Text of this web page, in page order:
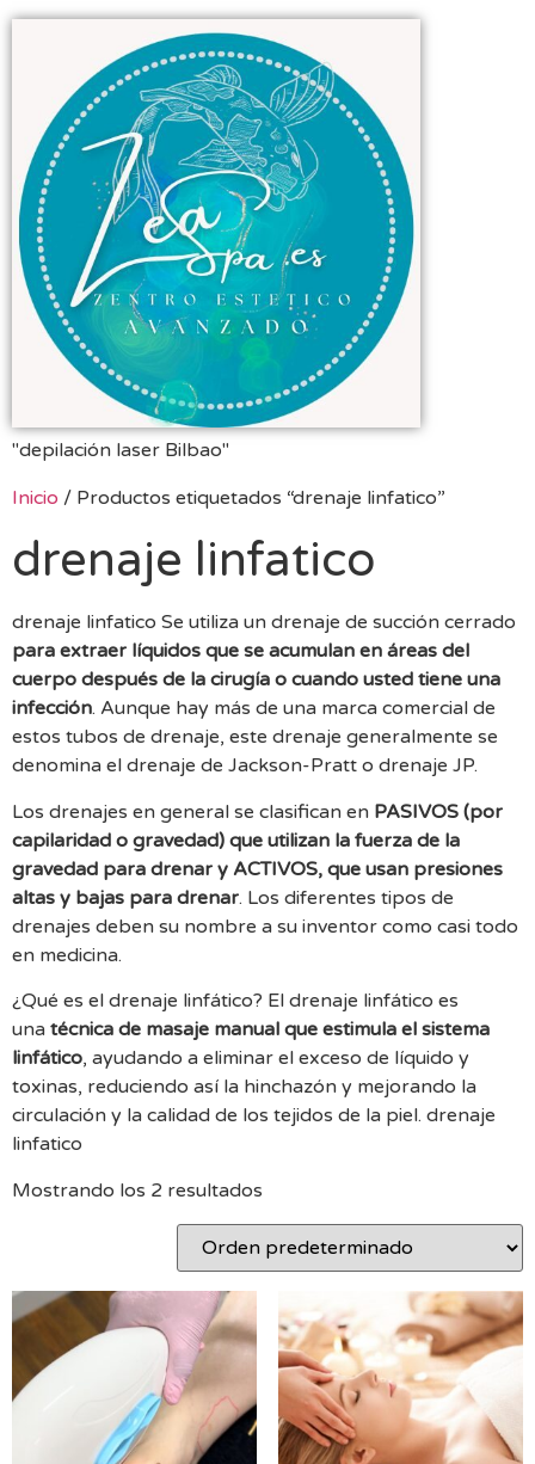
"depilación laser Bilbao"
Inicio / Productos etiquetados “drenaje linfatico”
drenaje linfatico
drenaje linfatico Se utiliza un drenaje de succión cerrado
para extraer líquidos que se acumulan en áreas del
cuerpo después de la cirugía o cuando usted tiene una
infección. Aunque hay más de una marca comercial de
estos tubos de drenaje, este drenaje generalmente se
denomina el drenaje de Jackson-Pratt o drenaje JP.
Los drenajes en general se clasifican en PASIVOS (por
capilaridad o gravedad) que utilizan la fuerza de la
gravedad para drenar y ACTIVOS, que usan presiones
altas y bajas para drenar. Los diferentes tipos de
drenajes deben su nombre a su inventor como casi todo
en medicina.
¿Qué es el drenaje linfático? El drenaje linfático es
una técnica de masaje manual que estimula el sistema
linfático, ayudando a eliminar el exceso de líquido y
toxinas, reduciendo así la hinchazón y mejorando la
circulación y la calidad de los tejidos de la piel. drenaje
linfatico
Mostrando los 2 resultados